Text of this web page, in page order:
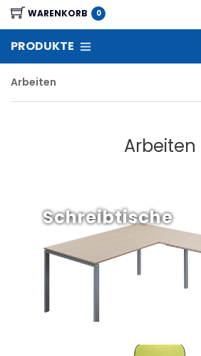
WARENKORB 0
PRODUKTE
Arbeiten
Arbeiten
Schreibtische